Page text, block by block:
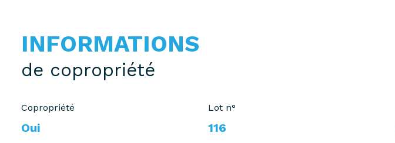
INFORMATIONS
de copropriété
Copropriété
Oui
Lot n°
116